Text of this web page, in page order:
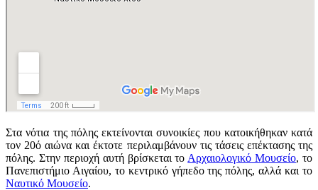
Στα νότια της πόλης εκτείνονται συνοικίες που κατοικήθηκαν κατά
τον 20ό αιώνα και έκτοτε περιλαμβάνουν τις τάσεις επέκτασης της
πόλης. Στην περιοχή αυτή βρίσκεται το Αρχαιολογικό Μουσείο, το
Πανεπιστήμιο Αιγαίου, το κεντρικό γήπεδο της πόλης, αλλά και το
Ναυτικό Μουσείο.